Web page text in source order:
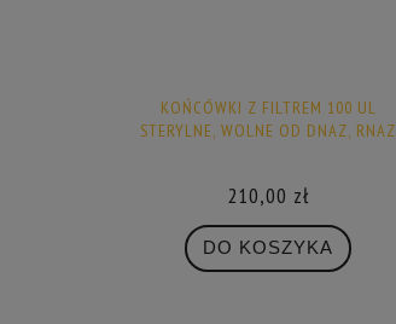
KOŃCÓWKI Z FILTREM 100 UL
STERYLNE, WOLNE OD DNAZ, RNAZ
210,00 zł
DO KOSZYKA